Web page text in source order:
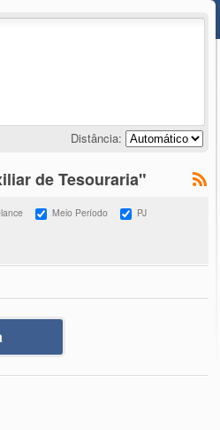
Distância:
de Tesouraria"
Meio Período
PJ